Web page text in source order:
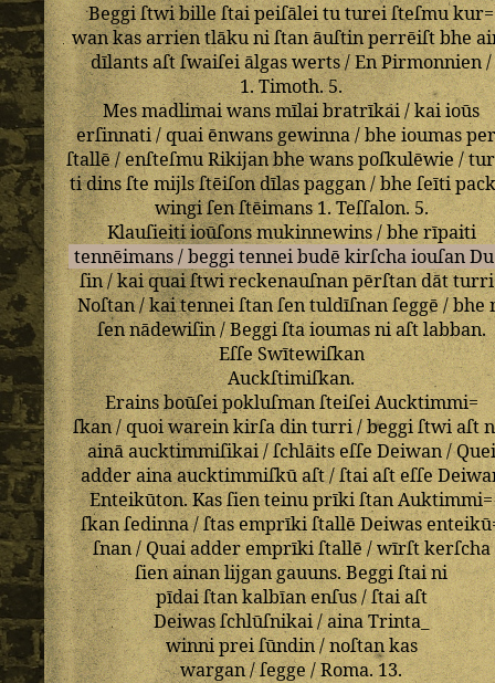
Beggiſtwibilleſtaipeiſālei tu turei ſteſmukur=
wankasarrientlākuniſtan āuſtinperrēiſt bhe
dīlantsaſtſwaiſei ālgas werts/EnPirmonnien/
1.Timoth.5.
Mes madlimai wans mīlai bratrīkai/kaiioūs
erſinnati/quai ēnwans gewinna/bhe ioumas
ſtallē/enſteſmuRikijanbhewanspoſkulēwie/
tidinsſte mijlsſtēiſon dīlaspaggan/bhe ſeīti
wingiſenſtēimans1.Teſſalon.5.
Klauſieitiioūſonsmukinnewins/bherīpaiti
tennēimans/beggitenneibudē kirſchaiouſan
ſin/kaiquaiſtwireckenauſnanpērſtandātturri
Noſtan/kaitenneiſtanſentuldīſnanſeggē/bhe
ſennādewiſin/Beggiſtaioumasniaſtlabban.
EſſeSwītewiſkan
Auckſtimiſkan.
ErainsboūſeipokluſmanſteiſeiAucktimmi=
ſkan/quoiwareinkirſa dinturri/beggiſtwiaſt
aināaucktimmiſikai/ſchlāitseſſe Deiwan/Quei
adderainaaucktimmiſkūaſt/ſtaiaſteſſe
Enteikūton.Kasſien teinu prīki ſtan Auktimmi=
ſkanſedinna/ſtasemprīkiſtallēDeiwas
ſnan/Quaiadderemprīkiſtallē/wīrſtkerſcha
ſienainanlijgangauuns.Beggiſtaini
pīdaiſtankalbīanenſus/ſtaiaſt
Deiwasſchlūſnikai/ainaTrinta_
winnipreiſūndin/noſtankas
wargan/ſegge/Roma.13.